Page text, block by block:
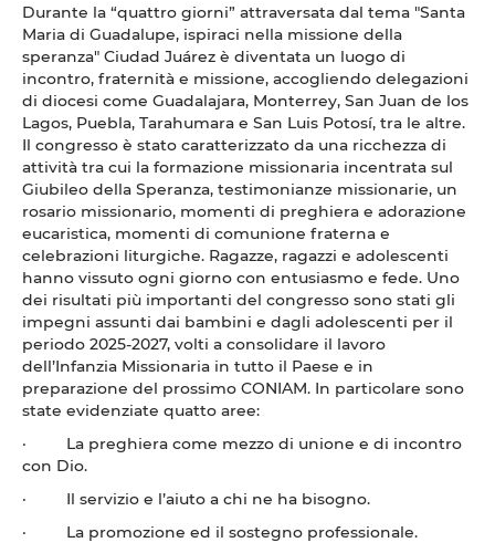
Durante la “quattro giorni” attraversata dal tema "Santa
Maria di Guadalupe, ispiraci nella missione della
speranza" Ciudad Juárez è diventata un luogo di
incontro, fraternità e missione, accogliendo delegazioni
di diocesi come Guadalajara, Monterrey, San Juan de los
Lagos, Puebla, Tarahumara e San Luis Potosí, tra le altre.
Il congresso è stato caratterizzato da una ricchezza di
attività tra cui la formazione missionaria incentrata sul
Giubileo della Speranza, testimonianze missionarie, un
rosario missionario, momenti di preghiera e adorazione
eucaristica, momenti di comunione fraterna e
celebrazioni liturgiche. Ragazze, ragazzi e adolescenti
hanno vissuto ogni giorno con entusiasmo e fede. Uno
dei risultati più importanti del congresso sono stati gli
impegni assunti dai bambini e dagli adolescenti per il
periodo 2025-2027, volti a consolidare il lavoro
dell’Infanzia Missionaria in tutto il Paese e in
preparazione del prossimo CONIAM. In particolare sono
state evidenziate quatto aree:
· La preghiera come mezzo di unione e di incontro
con Dio.
· Il servizio e l’aiuto a chi ne ha bisogno.
· La promozione ed il sostegno professionale.